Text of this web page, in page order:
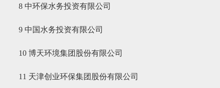
8 中环保水务投资有限公司
9 中国水务投资有限公司
10 博天环境集团股份有限公司
11 天津创业环保集团股份有限公司